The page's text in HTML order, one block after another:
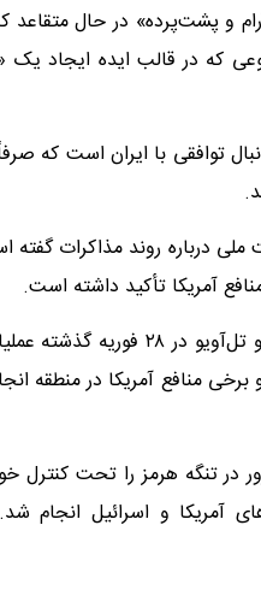
و پشت‌پرده» در حال
که در قالب ایده ایجاد یک
توافقی با ایران است که
ملی درباره روند مذاکرات
آمریکا تأکید داشته است.
در بخش دیگری از گزارش آمده است که
در تنگه هرمز را تحت کنترل